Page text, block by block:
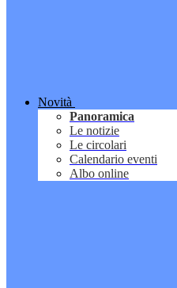
Novità
Panoramica
Le notizie
Le circolari
Calendario eventi
Albo online